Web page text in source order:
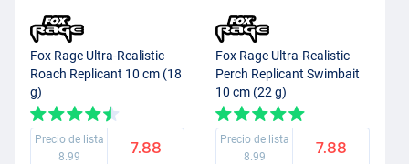
Fox Rage Ultra-Realistic
Roach Replicant 10 cm (18
g)
Precio de lista
8.99
7.88
Fox Rage Ultra-Realistic
Perch Replicant Swimbait
10 cm (22 g)
Precio de lista
8.99
7.88